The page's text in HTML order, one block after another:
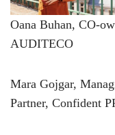
Oana Buhan, CO-
AUDITECO
Mara Gojgar,
Partner, Confident